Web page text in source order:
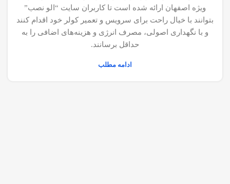
ویژه اصفهان ارائه شده است تا کاربران سایت “الو نصب”
بتوانند با خیال راحت برای سرویس و تعمیر کولر خود اقدام کنند
و با نگهداری اصولی، مصرف انرژی و هزینه‌های اضافی را به
حداقل برسانند.
ادامه مطلب